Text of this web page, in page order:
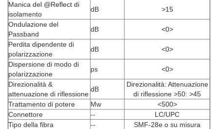
Manica del @Reflect di
isolamento
dB
>15
Ondulazione del
Passband
dB
<0>
Perdita dipendente di
polarizzazione
dB
<0>
Dispersione di modo di
polarizzazione
ps
<0>
Direzionalità &
attenuazione di riflessione
dB
Direzionalità: Attenuazione
di riflessione >50: >45
Trattamento di potere
Mw
<500>
Connettore
--
LC/UPC
Tipo della fibra
--
SMF-28e o su misura